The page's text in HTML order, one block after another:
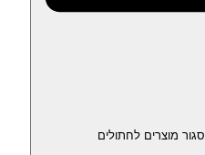
סגור מוצרים לחתולים